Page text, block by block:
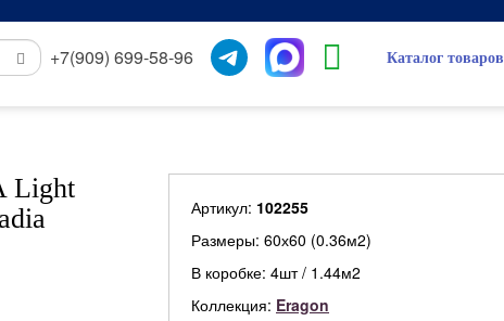
+7(909) 699-58-96 Каталог товаров
Light
Артикул: 102255
Размеры: 60х60 (0.36м2)
В коробке: 4шт / 1.44м2
Коллекция: Eragon